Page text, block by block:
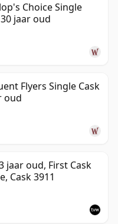
Choice Single
jaar oud
Flyers Single Cask
oud
jaar oud, First Cask
Cask 3911